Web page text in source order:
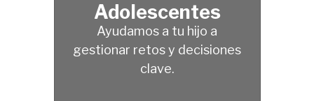
Adolescentes
Ayudamos a tu hijo a
gestionar retos y decisiones
clave.